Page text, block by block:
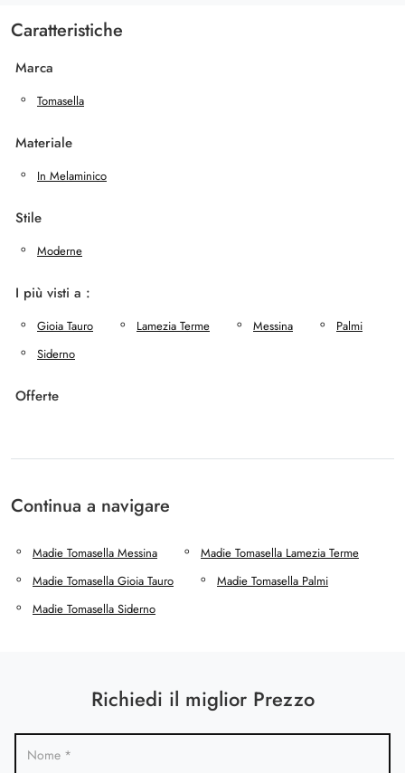
Caratteristiche
Marca
Tomasella
Materiale
In Melaminico
Stile
Moderne
I più visti a :
Gioia Tauro Lamezia Terme Messina
Palmi
Siderno
Offerte
Continua a navigare
Madie Tomasella Messina
Madie Tomasella Lamezia Terme
Madie Tomasella Gioia Tauro
Madie Tomasella Palmi
Madie Tomasella Siderno
Richiedi il miglior Prezzo